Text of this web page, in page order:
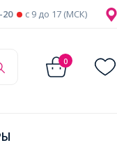
20 c 9 до 17 (МСК)
0